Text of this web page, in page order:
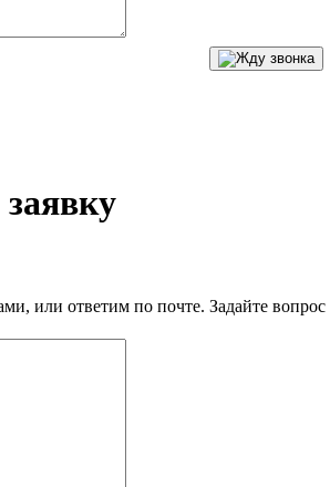
или ответим по почте. Задайте